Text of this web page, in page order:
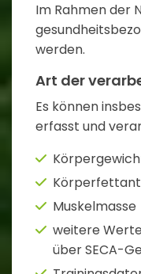
Im Rahmen der
werden.
Art der
Es können
erfasst und
Muskelmasse
weitere
über SECA-